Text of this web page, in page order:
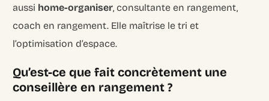
aussi home-organiser, consultante en rangement,
coach en rangement. Elle maîtrise le tri et
l’optimisation d’espace.
Qu’est-ce que fait concrètement une
conseillère en rangement ?